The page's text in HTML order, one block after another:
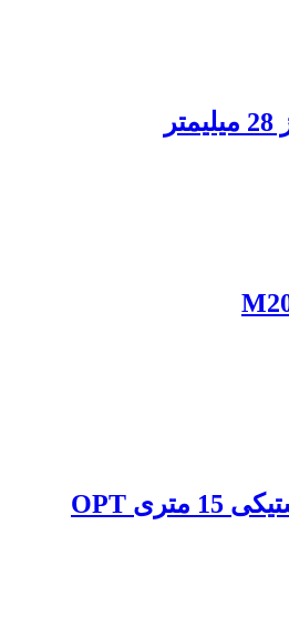
فنر سیم کشی پلاستیکی 15 متری OPT